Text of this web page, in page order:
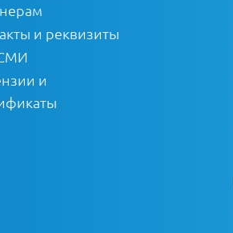
и реквизиты
и